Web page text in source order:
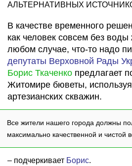
АЛЬТЕРНАТИВНЫХ
В качестве временного
как человек совсем без
любом случае, что-то надо
депутаты Верховной Рады
Борис Ткаченко предлагает
Житомире бюветы,
артезианских скважин.
Все жители нашего города должны
максимально качественной и чистой
– подчеркивает Борис.